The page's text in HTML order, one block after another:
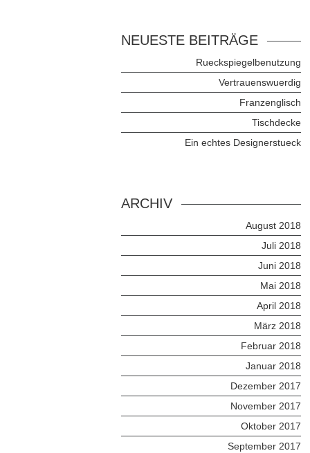
NEUESTE BEITRÄGE
Rueckspiegelbenutzung
Vertrauenswuerdig
Franzenglisch
Tischdecke
Ein echtes Designerstueck
ARCHIV
August 2018
Juli 2018
Juni 2018
Mai 2018
April 2018
März 2018
Februar 2018
Januar 2018
Dezember 2017
November 2017
Oktober 2017
September 2017